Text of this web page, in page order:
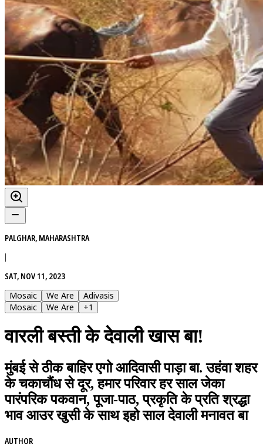
PALGHAR, MAHARASHTRA
|
SAT, NOV 11, 2023
Mosaic
We Are
Adivasis
Mosaic
We Are +1
वारली बस्ती के देवाली खास बा!
मुंबई से ठीक बाहिर एगो आदिवासी पाड़ा बा. उहंवा शहर
के चकाचौंध से दूर, हमार परिवार हर साल जेका
पारंपरिक पकवान, पूजा-पाठ, प्रकृति के प्रति श्रद्धा
भाव आउर खुसी के साथ इहो साल देवाली मनावत बा
AUTHOR